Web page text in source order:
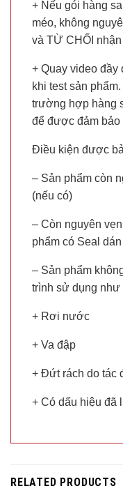
+ Nếu gói hàng
méo, không
và TỪ CHỐI nhận
+ Quay video đầy
khi test sản
trường hợp hàng
để được đảm bảo
Điều kiện được
– Sản phẩm còn
(nếu có)
– Còn nguyên
phẩm có Seal dán
– Sản phẩm
trình sử dụng như
+ Rơi nước
+ Va đập
+ Đứt rách do tác
+ Có dấu hiệu đã
RELATED PRODUCTS